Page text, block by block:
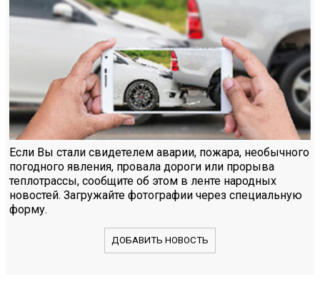
Если Вы стали свидетелем аварии, пожара, необычного
погодного явления, провала дороги или прорыва
теплотрассы, сообщите об этом в ленте народных
новостей. Загружайте фотографии через специальную
форму.
ДОБАВИТЬ НОВОСТЬ